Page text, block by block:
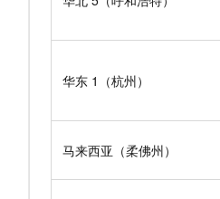
华东 1（杭州）
马来西亚（柔佛州）